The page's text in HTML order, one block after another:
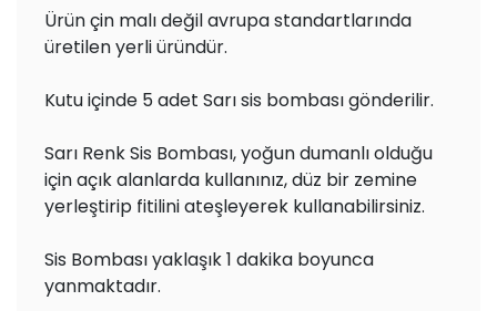
Ürün çin malı değil avrupa standartlarında
üretilen yerli üründür.
Kutu içinde 5 adet Sarı sis bombası gönderilir.
Sarı Renk Sis Bombası, yoğun dumanlı olduğu
için açık alanlarda kullanınız, düz bir zemine
yerleştirip fitilini ateşleyerek kullanabilirsiniz.
Sis Bombası yaklaşık 1 dakika boyunca
yanmaktadır.